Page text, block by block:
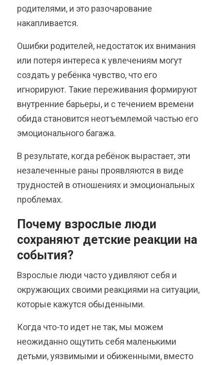
родителями, и это разочарование
накапливается.
Ошибки родителей, недостаток их внимания
или потеря интереса к увлечениям могут
создать у ребёнка чувство, что его
игнорируют. Такие переживания формируют
внутренние барьеры, и с течением времени
обида становится неотъемлемой частью его
эмоционального багажа.
В результате, когда ребёнок вырастает, эти
незалеченные раны проявляются в виде
трудностей в отношениях и эмоциональных
проблемах.
Почему взрослые люди
сохраняют детские реакции на
события?
Взрослые люди часто удивляют себя и
окружающих своими реакциями на ситуации,
которые кажутся обыденными.
Когда что-то идет не так, мы можем
неожиданно ощутить себя маленькими
детьми, уязвимыми и обиженными, вместо